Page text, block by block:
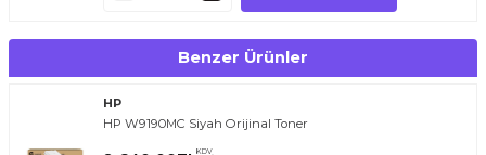
Benzer Ürünler
HP
HP W9190MC Siyah Orijinal Toner
KDV